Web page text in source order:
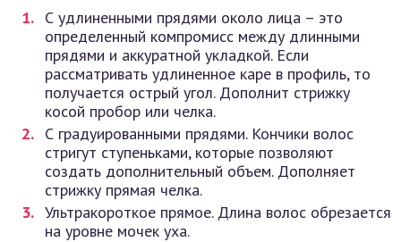
С удлиненными прядями около лица – это
определенный компромисс между длинными
прядями и аккуратной укладкой. Если
рассматривать удлиненное каре в профиль, то
получается острый угол. Дополнит стрижку
косой пробор или челка.
С градуированными прядями. Кончики волос
стригут ступеньками, которые позволяют
создать дополнительный объем. Дополняет
стрижку прямая челка.
Ультракороткое прямое. Длина волос обрезается
на уровне мочек уха.